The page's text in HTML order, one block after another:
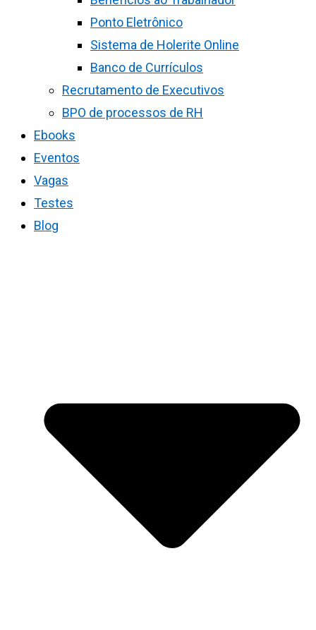
Ponto Eletrônico
Sistema de Holerite Online
Banco de Currículos
Recrutamento de Executivos
BPO de processos de RH
Ebooks
Eventos
Vagas
Testes
Blog